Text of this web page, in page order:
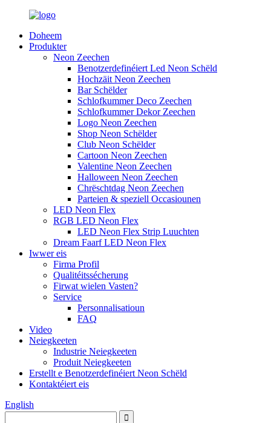
Doheem
Produkter
Neon Zeechen
Benotzerdefinéiert Led Neon Schëld
Hochzäit Neon Zeechen
Bar Schëlder
Schlofkummer Deco Zeechen
Schlofkummer Dekor Zeechen
Logo Neon Zeechen
Shop Neon Schëlder
Club Neon Schëlder
Cartoon Neon Zeechen
Valentine Neon Zeechen
Halloween Neon Zeechen
Chrëschtdag Neon Zeechen
Parteien & speziell Occasiounen
LED Neon Flex
RGB LED Neon Flex
LED Neon Flex Strip Luuchten
Dream Faarf LED Neon Flex
Iwwer eis
Firma Profil
Qualitéitssécherung
Firwat wielen Vasten?
Service
Personnalisatioun
FAQ
Video
Neiegkeeten
Industrie Neiegkeeten
Produit Neiegkeeten
Erstellt e Benotzerdefinéiert Neon Schëld
Kontaktéiert eis
English